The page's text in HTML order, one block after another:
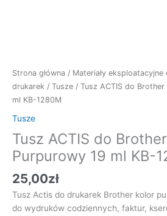
Strona główna / Materiały eksploatacyjne
drukarek / Tusze / Tusz ACTIS do
ml KB-1280M
Tusze
Tusz ACTIS do
Purpurowy 19 ml KB-
25,00zł
Tusz Actis do drukarek Brother kolor
do wydruków codziennych, faktur,